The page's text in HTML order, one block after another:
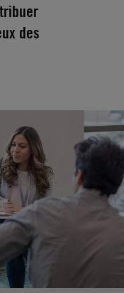
des